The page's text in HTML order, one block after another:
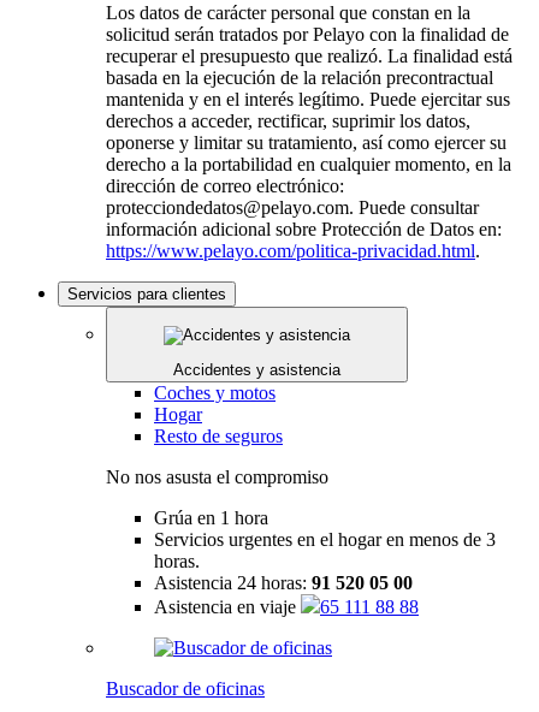
Los datos de carácter personal que constan en la
solicitud serán tratados por Pelayo con la finalidad de
recuperar el presupuesto que realizó. La finalidad está
basada en la ejecución de la relación precontractual
mantenida y en el interés legítimo. Puede ejercitar sus
derechos a acceder, rectificar, suprimir los datos,
oponerse y limitar su tratamiento, así como ejercer su
derecho a la portabilidad en cualquier momento, en la
dirección de correo electrónico:
protecciondedatos@pelayo.com. Puede consultar
información adicional sobre Protección de Datos en:
https://www.pelayo.com/politica-privacidad.html.
Servicios para clientes
Accidentes y asistencia
Coches y motos
Hogar
Resto de seguros
No nos asusta el compromiso
Grúa en 1 hora
Servicios urgentes en el hogar en menos de 3
horas.
Asistencia 24 horas: 91 520 05 00
Asistencia en viaje
65 111 88 88
Buscador de oficinas